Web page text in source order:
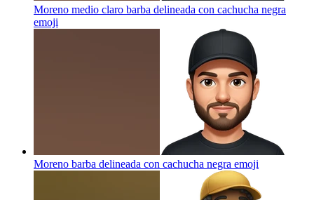
Moreno medio claro barba delineada con cachucha negra
emoji
Moreno barba delineada con cachucha negra emoji